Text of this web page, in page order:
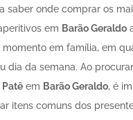
saber onde comprar os
em Barão Geraldo
momento em família, em
dia da semana. Ao
Patê em Barão Geraldo, é
itens comuns dos